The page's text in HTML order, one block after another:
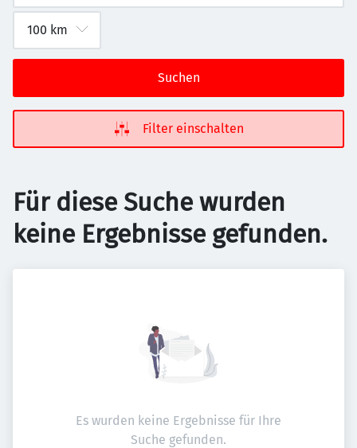
Suchen
Filter einschalten
Für diese Suche wurden
keine Ergebnisse gefunden.
Es wurden keine Ergebnisse für Ihre
Suche gefunden.